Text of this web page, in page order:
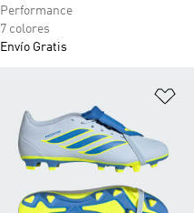
Performance
7 colores
Envío Gratis